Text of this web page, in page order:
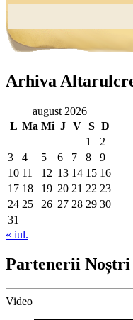
Arhiva
august 2026
L Ma Mi J V S D
1
2
3
4 5 6 7 8
9
10 11 12 13 14 15 16
17 18 19 20 21 22 23
24 25 26 27 28 29 30
31
« iul.
Partenerii Noștri
Video